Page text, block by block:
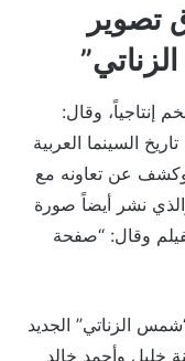
تصوير
إنتاجياً، وقال:
السينما العربية
وكشف عن تعاونه مع
نشر أيضاً صورة
وقال: “صفحة
الزناتي” الجديد
خليل وأحمد خالد